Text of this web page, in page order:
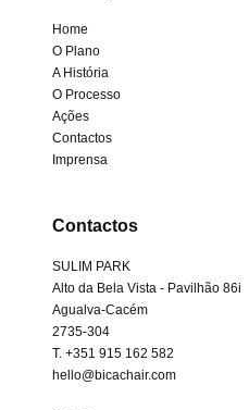
Home
O Plano
A História
O Processo
Ações
Contactos
Imprensa
Contactos
SULIM PARK
Alto da Bela Vista - Pavilhão 86i
Agualva-Cacém
2735-304
T. +351 915 162 582
hello@bicachair.com